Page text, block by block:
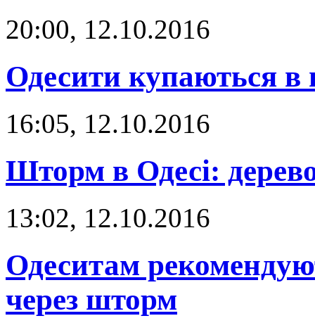
20:00, 12.10.2016
Одесити купаються
16:05, 12.10.2016
Шторм в Одесі:
13:02, 12.10.2016
Одеситам
через шторм